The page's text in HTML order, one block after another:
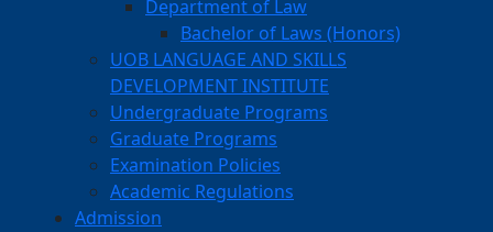
Department of Law
Bachelor of Laws (Honors)
UOB LANGUAGE AND SKILLS
DEVELOPMENT INSTITUTE
Undergraduate Programs
Graduate Programs
Examination Policies
Academic Regulations
Admission